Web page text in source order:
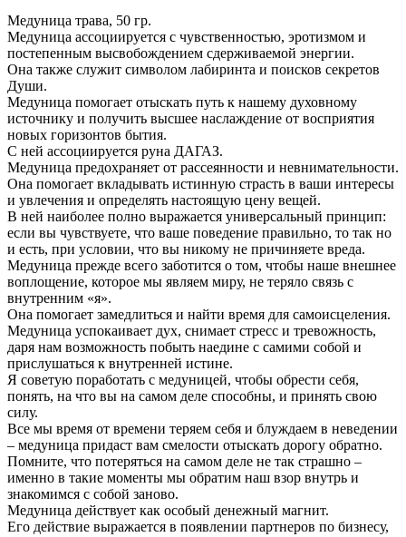
Медуница трава, 50 гр.
Медуница ассоциируется с чувственностью, эротизмом и
постепенным высвобождением сдерживаемой энергии.
Она также служит символом лабиринта и поисков секретов
Души.
Медуница помогает отыскать путь к нашему духовному
источнику и получить высшее наслаждение от восприятия
новых горизонтов бытия.
С ней ассоциируется руна ДАГАЗ.
Медуница предохраняет от рассеянности и невнимательности.
Она помогает вкладывать истинную страсть в ваши интересы
и увлечения и определять настоящую цену вещей.
В ней наиболее полно выражается универсальный принцип:
если вы чувствуете, что ваше поведение правильно, то так но
и есть, при условии, что вы никому не причиняете вреда.
Медуница прежде всего заботится о том, чтобы наше внешнее
воплощение, которое мы являем миру, не теряло связь с
внутренним «я».
Она помогает замедлиться и найти время для самоисцеления.
Медуница успокаивает дух, снимает стресс и тревожность,
даря нам возможность побыть наедине с самими собой и
прислушаться к внутренней истине.
Я советую поработать с медуницей, чтобы обрести себя,
понять, на что вы на самом деле способны, и принять свою
силу.
Все мы время от времени теряем себя и блуждаем в неведении
– медуница придаст вам смелости отыскать дорогу обратно.
Помните, что потеряться на самом деле не так страшно –
именно в такие моменты мы обратим наш взор внутрь и
знакомимся с собой заново.
Медуница действует как особый денежный магнит.
Его действие выражается в появлении партнеров по бизнесу,